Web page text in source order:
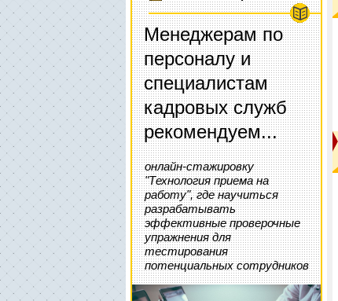
Менеджерам по
персоналу и
специалистам
кадровых служб
рекомендуем...
онлайн-стажировку
"Технология приема на
работу", где научиться
разрабатывать
эффективные проверочные
упражнения для
тестирования
потенциальных сотрудников